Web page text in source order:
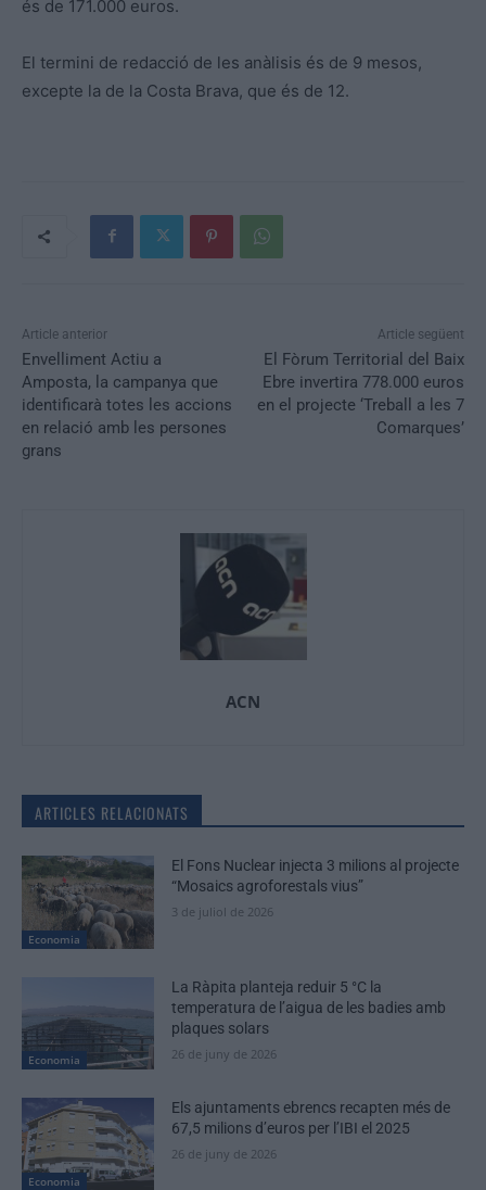
és de 171.000 euros.
El termini de redacció de les anàlisis és de 9 mesos,
excepte la de la Costa Brava, que és de 12.
Article anterior
Envelliment Actiu a
Amposta, la campanya que
identificarà totes les accions
en relació amb les persones
grans
Article següent
El Fòrum Territorial del Baix
Ebre invertira 778.000 euros
en el projecte ‘Treball a les 7
Comarques’
ACN
ARTICLES RELACIONATS
Economia
El Fons Nuclear injecta 3 milions al projecte
“Mosaics agroforestals vius”
3 de juliol de 2026
Economia
La Ràpita planteja reduir 5 °C la
temperatura de l’aigua de les badies amb
plaques solars
26 de juny de 2026
Economia
Els ajuntaments ebrencs recapten més de
67,5 milions d’euros per l’IBI el 2025
26 de juny de 2026